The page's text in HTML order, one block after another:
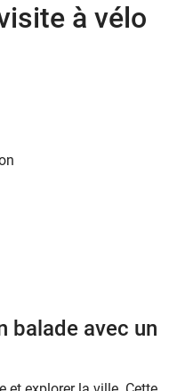
à vélo
balade avec un